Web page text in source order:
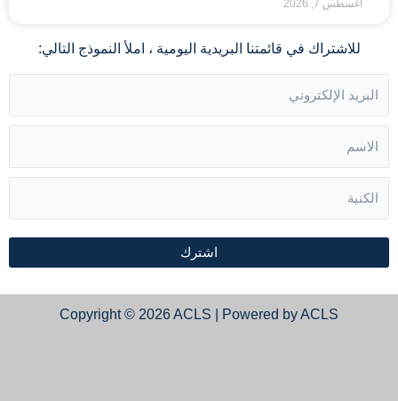
أغسطس 7, 2026
للاشتراك في قائمتنا البريدية اليومية ، املأ النموذج التالي:
اشترك
Copyright © 2026 ACLS | Powered by ACLS